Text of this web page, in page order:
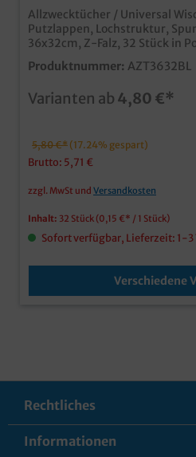
Allzwecktücher / Universal
Putzlappen, Lochstruktur,
36x32cm, Z-Falz, 32 Stück in Poly 4
Farben zur Auswahl besonders weich, reiß- und
abriebfest lösemittelbeständig und ölaufnahmefähig
auswringbar und mehrfach verwendbar
Produktnummer: AZT3632BL
Varianten ab 4,80 €*
5,80 €* (17.24% gespart)
Brutto: 5,71 €
zzgl. MwSt und Versandkosten
Inhalt: 32 Stück (0,15 €* / 1 Stück)
Sofort verfügbar, Lieferzeit: 1-3
Verschiedene
Rechtliches
Informationen